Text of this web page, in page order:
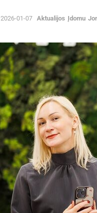
2026-01-07 Aktualijos Įdomu